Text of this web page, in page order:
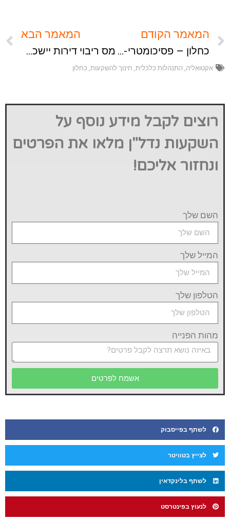
המאמר הקודם
כחלון – פסיכומטרי- מחירי דיור
המאמר הבא
מס ריבוי דירות יישכח בקרוב
אקטואליה התנהלות כלכלית חינוך להשקעות כחלון
רוצים לקבל מידע נוסף על
השקעות נדל"ן מלאו את הפרטים
ונחזור אליכם!
השם שלך
המייל שלך
הטלפון שלך
מהות הפנייה
אשמח לפרטים
לשתף בפייסבוק
לצייץ בטוויטר
לשתף בלינקדאין
לנעוץ בפינטרסט